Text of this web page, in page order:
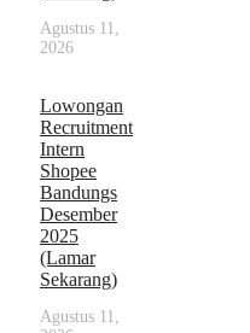
Agustus 11,
2026
Lowongan
Recruitment
Intern
Shopee
Bandungs
Desember
2025
(Lamar
Sekarang)
Agustus 11,